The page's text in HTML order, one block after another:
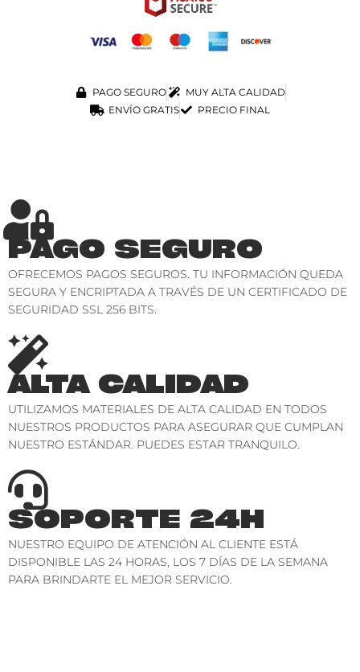
PAGO SEGURO
MUY ALTA CALIDAD
ENVÍO GRATIS
PRECIO FINAL
PAGO SEGURO
OFRECEMOS PAGOS SEGUROS. TU INFORMACIÓN QUEDA
SEGURA Y ENCRIPTADA A TRAVÉS DE UN CERTIFICADO DE
SEGURIDAD SSL 256 BITS.
ALTA CALIDAD
UTILIZAMOS MATERIALES DE ALTA CALIDAD EN TODOS
NUESTROS PRODUCTOS PARA ASEGURAR QUE CUMPLAN
NUESTRO ESTÁNDAR. PUEDES ESTAR TRANQUILO.
SOPORTE 24H
NUESTRO EQUIPO DE ATENCIÓN AL CLIENTE ESTÁ
DISPONIBLE LAS 24 HORAS, LOS 7 DÍAS DE LA SEMANA
PARA BRINDARTE EL MEJOR SERVICIO.